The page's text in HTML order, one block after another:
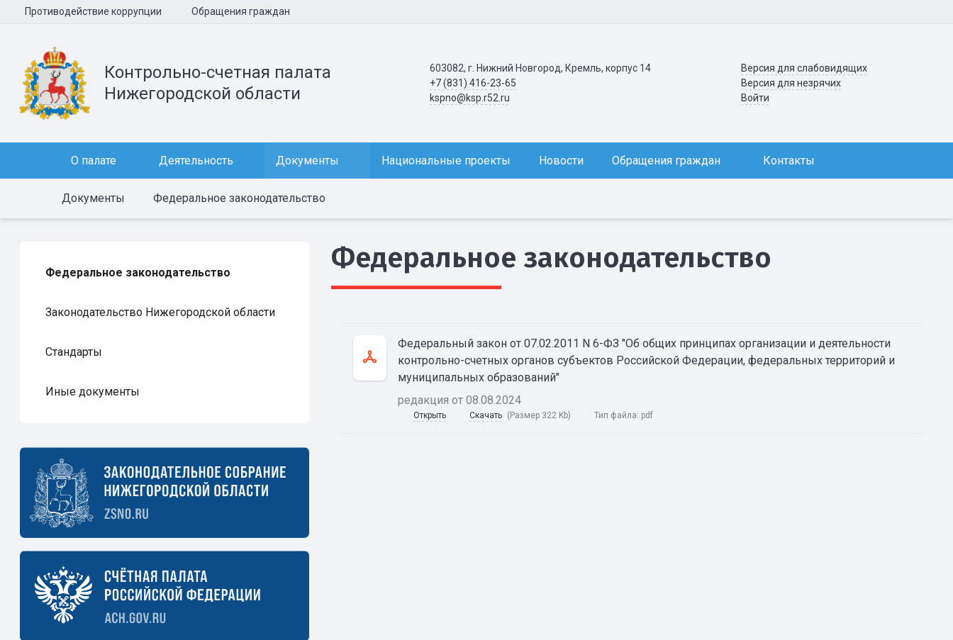
Противодействие коррупции Обращения граждан
Контрольно-счетная палата
Нижегородской области
603082, г. Нижний Новгород, Кремль, корпус 14
+7 (831) 416-23-65
kspno@ksp.r52.ru
Версия для слабовидящих
Версия для незрячих
Войти
О палате Деятельность Документы Национальные проекты Новости Обращения граждан Контакты
Документы Федеральное законодательство
Федеральное законодательство
Законодательство Нижегородской области
Стандарты
Иные документы
Федеральное законодательство
Федеральный закон от 07.02.2011 N 6-ФЗ "Об общих принципах организации и деятельности
контрольно-счетных органов субъектов Российской Федерации, федеральных территорий и
муниципальных образований"
редакция от 08.08.2024
Открыть Скачать (Размер 322 Kb) Тип файла: pdf